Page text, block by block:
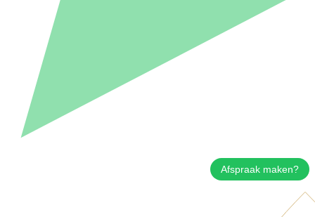
Afspraak maken?